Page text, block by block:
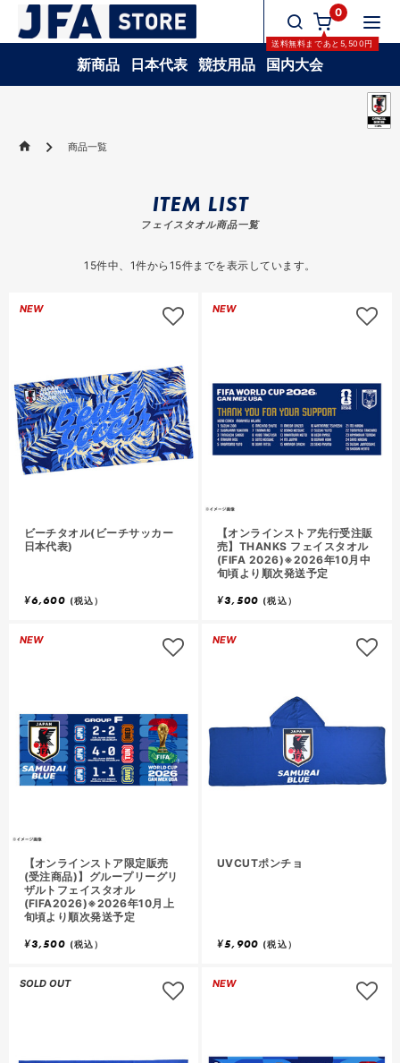
0
送料無料まであと 5,500円
新商品 日本代表 競技用品 国内大会
商品一覧
ITEM LIST
フェイスタオル商品一覧
15件中、 1件から 15件までを表示しています。
NEW
ビーチタオル(ビーチサッカー
日本代表)
¥6,600 (税込）
NEW
【オンラインストア先行受注販
売】THANKS フェイスタオル
(FIFA 2026)※2026年10月中
旬頃より順次発送予定
¥3,500 (税込）
NEW
【オンラインストア限定販売
(受注商品)】グループリーグリ
ザルトフェイスタオル
(FIFA2026)※2026年10月上
旬頃より順次発送予定
¥3,500 (税込）
NEW
UVCUTポンチョ
¥5,900 (税込）
SOLD OUT NEW